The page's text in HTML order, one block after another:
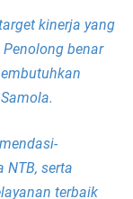
Melanjukan
kinerja yang
benar
serta
terbaik